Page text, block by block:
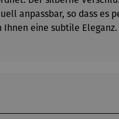
anpassbar, so dass es
eine subtile Eleganz.